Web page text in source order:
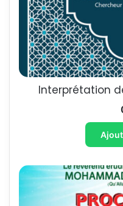
Interprétation